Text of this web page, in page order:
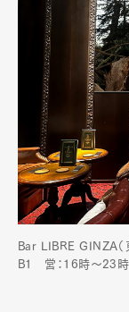
Bar LIBRE GINZA
B1 営：16時～23